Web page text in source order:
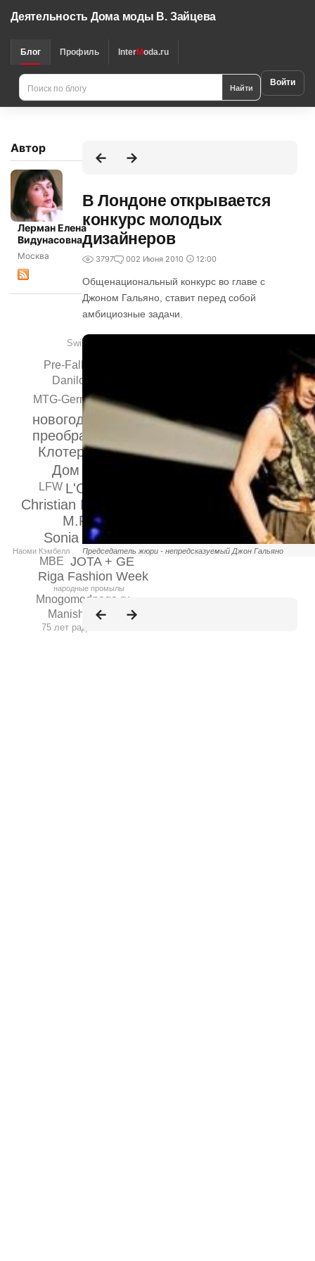
Деятельность Дома моды В. Зайцева
Блог Профиль InterModa.ru
Найти Войти
Автор
Лерман Елена
Видунасовна
Москва
L'Oreal
Дом Моды
Christian Louboutin
Клотер Рапай
M.Reason
новогодние
преображения
Sonia Rykiel
JOTA + GE
Riga Fashion Week
MTG-Germany
Mnogomodnogo.ru
Danilo Venturi
Manish Arora
Pre-Fall 2011
MBE
LFW
75 лет радости бытия
Swiss Textile Award
народные промылы
Наоми Кэмбелл
В Лондоне открывается
конкурс молодых
дизайнеров
3797 002 Июня 2010 12:00
Общенациональный конкурс во главе с
Джоном Гальяно, ставит перед собой
амбициозные задачи.
Председатель жюри - непредсказуемый Джон Гальяно